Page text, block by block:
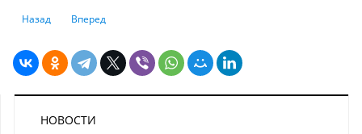
Предыдущий: Бегство в недвижимость от инфляции и дорогой
Назад Следующий: Бабочки в животе. Человечество стоит на
Вперед
НОВОСТИ